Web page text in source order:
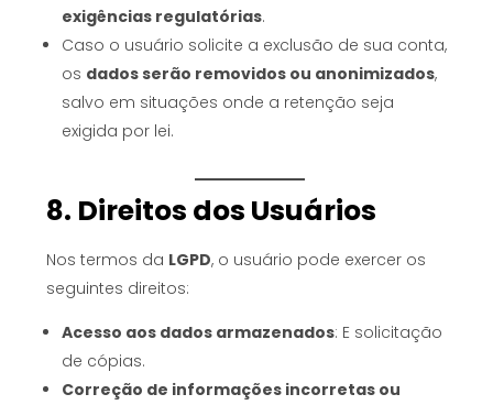
exigências regulatórias.
Caso o usuário solicite a exclusão de sua conta,
os dados serão removidos ou anonimizados,
salvo em situações onde a retenção seja
exigida por lei.
8. Direitos dos Usuários
Nos termos da LGPD, o usuário pode exercer os
seguintes direitos:
Acesso aos dados armazenados: E solicitação
de cópias.
Correção de informações incorretas ou